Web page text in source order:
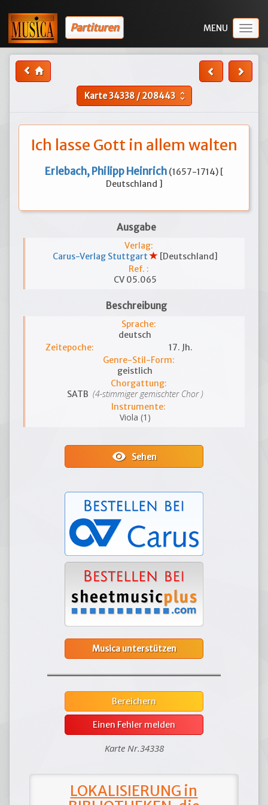
Partituren
Karte34338/208443 unfold_more
Ich lasse Gott in allem walten
Erlebach, Philipp Heinrich (1657-1714) [
Deutschland ]
Ausgabe
Verlag:
Carus-Verlag Stuttgart
[Deutschland]
Ref. :
CV 05.065
Beschreibung
Sprache:
deutsch
Zeitepoche:
17. Jh.
Genre-Stil-Form:
geistlich
Chorgattung:
SATB (4-stimmiger gemischter Chor )
Instrumente:
Viola (1)
visibilitySehen
Musica unterstützen
Bereichern
Einen Fehler melden
Karte Nr.34338
LOKALISIERUNG in